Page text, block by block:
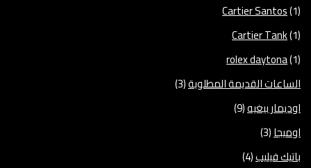
Cartier Santos(1)
Cartier Tank(1)
rolex daytona(1)
الساعات القديمة المطلوبة(3)
اوديمار بيغيه(9)
اوميجا(3)
باتيك فيليب(4)